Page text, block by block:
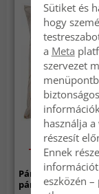
-50%
Párnahuzat -
párnák 50 x 50 cm
Sütiket és
hogy
a Meta
szervezet
használja
részesít
Ennek
eszközén